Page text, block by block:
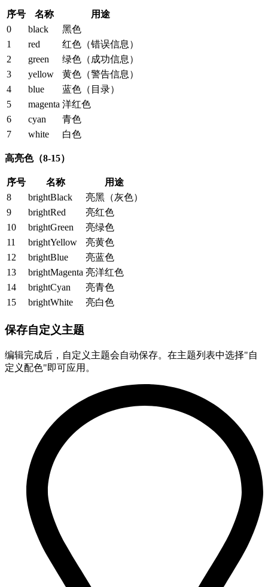
序号 名称
用途
0
black
黑色
1
red
红色（错误信息）
2
green
绿色（成功信息）
3
yellow
黄色（警告信息）
4
blue
蓝色（目录）
5
magenta 洋红色
6
cyan
青色
7
white 白色
高亮色（8-15）
序号 名称
用途
8
brightBlack
亮黑（灰色）
9
brightRed
亮红色
10
brightGreen
亮绿色
11
brightYellow
亮黄色
12
brightBlue
亮蓝色
13
brightMagenta 亮洋红色
14
brightCyan
亮青色
15
brightWhite 亮白色
保存自定义主题
编辑完成后，自定义主题会自动保存。在主题列表中选择"自
定义配色"即可应用。